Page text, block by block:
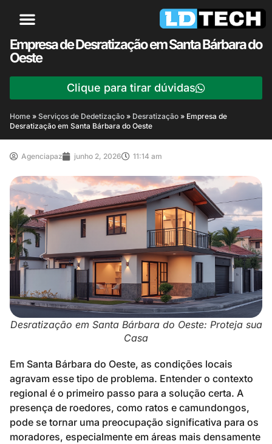
Empresa de Desratização em Santa Bárbara do
Oeste
Clique para tirar dúvidas
Home » Serviços de Dedetização » Desratização » Empresa de
Desratização em Santa Bárbara do Oeste
Agenciapaz junho 2, 2026 11:14 am
Desratização em Santa Bárbara do Oeste: Proteja sua
Casa
Em Santa Bárbara do Oeste, as condições locais
agravam esse tipo de problema. Entender o contexto
regional é o primeiro passo para a solução certa. A
presença de roedores, como ratos e camundongos,
pode se tornar uma preocupação significativa para os
moradores, especialmente em áreas mais densamente